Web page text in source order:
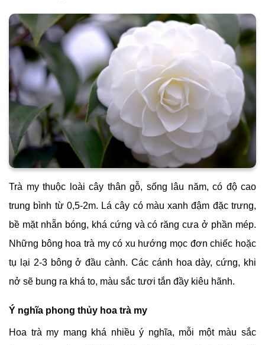
Trà my thuộc loài cây thân gỗ, sống lâu năm, có độ cao
trung bình từ 0,5-2m. Lá cây có màu xanh đậm đặc trưng,
bề mặt nhẵn bóng, khá cứng và có răng cưa ở phần mép.
Những bông hoa trà my có xu hướng mọc đơn chiếc hoặc
tụ lại 2-3 bông ở đầu cành. Các cánh hoa dày, cứng, khi
nở sẽ bung ra khá to, màu sắc tươi tắn đầy kiêu hãnh.
Ý nghĩa phong thủy hoa trà my
Hoa trà my mang khá nhiều ý nghĩa, mỗi một màu sắc